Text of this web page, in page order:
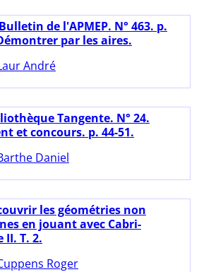
Bulletin de l'APMEP. N° 463. p.
par les aires.
André
Tangente. N° 24.
et concours. p. 44-51.
Daniel
les géométries non
en jouant avec Cabri-
II. T. 2.
Roger